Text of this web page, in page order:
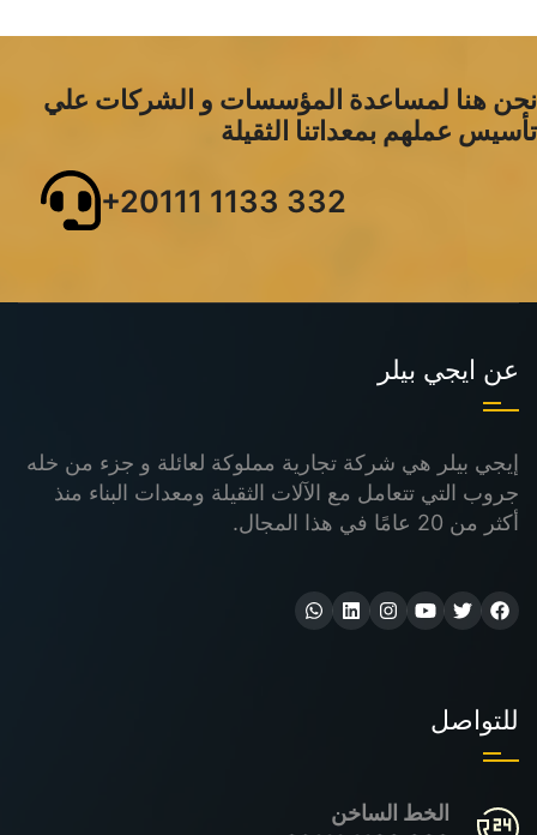
نحن هنا لمساعدة المؤسسات و الشركات علي
تأسيس عملهم بمعداتنا الثقيلة
+20111 1133 332
عن ايجي بيلر
إيجي بيلر هي شركة تجارية مملوكة لعائلة و جزء من خله
جروب التي تتعامل مع الآلات الثقيلة ومعدات البناء منذ
أكثر من 20 عامًا في هذا المجال.
للتواصل
الخط الساخن